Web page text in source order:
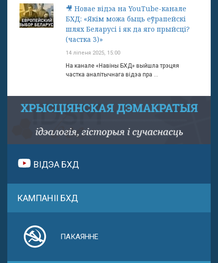
🎥 Новае відэа на YouTube-канале
БХД: «Якім можа быць еўрапейскі
шлях Беларусі і як да яго прыйсці?
(частка 3)»
14 ліпеня 2025, 15:00
На канале «Навіны БХД» выйшла трэцяя
частка аналітычнага відэа пра ...
ВІДЭА БХД
КАМПАНІІ БХД
ПАКАЯННЕ